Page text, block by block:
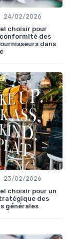
24/02/2026
choisir pour
des
dans
23/02/2026
choisir pour un
des
générales